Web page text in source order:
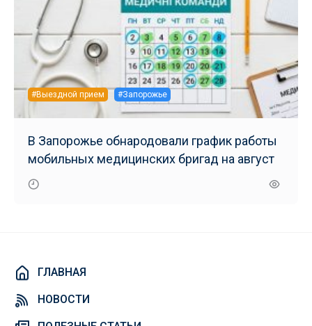
#Выездной прием #Запорожье
В Запорожье обнародовали график работы
мобильных медицинских бригад на август
ГЛАВНАЯ
НОВОСТИ